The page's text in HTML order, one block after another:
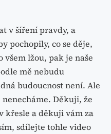
v šíření pravdy, a
pochopily, co se děje,
všem lžou, pak je naše
mě nebudu
budoucnost není. Ale
Děkuji, že
křesle a děkuji vám za
sdílejte tohle video